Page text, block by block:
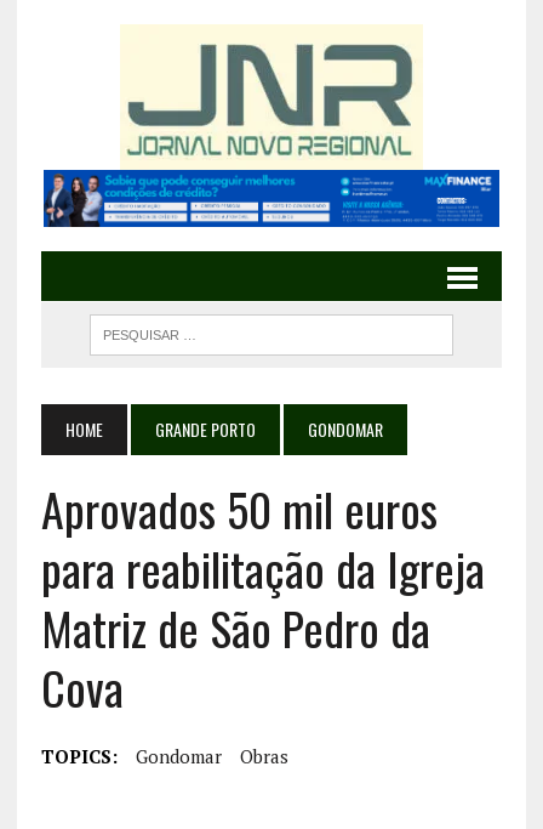
HOME GRANDE PORTO GONDOMAR
Aprovados 50 mil euros
para reabilitação da Igreja
Matriz de São Pedro da
Cova
TOPICS: Gondomar Obras